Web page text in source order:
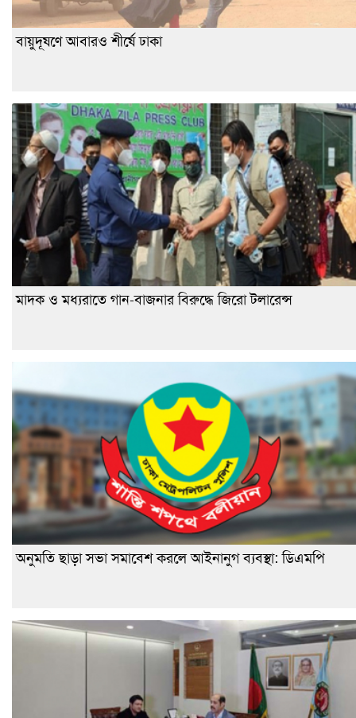
বায়ুদূষণে আবারও শীর্ষে ঢাকা
মাদক ও মধ্যরাতে গান-বাজনার বিরুদ্ধে জিরো টলারেন্স
অনুমতি ছাড়া সভা সমাবেশ করলে আইনানুগ ব্যবস্থা: ডিএমপি